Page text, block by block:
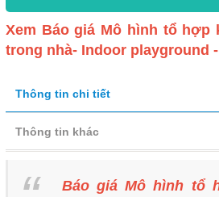
Xem Báo giá Mô hình tổ
trong nhà- Indoor playground -
Thông tin chi tiết
Thông tin khác
Báo giá Mô hình tổ